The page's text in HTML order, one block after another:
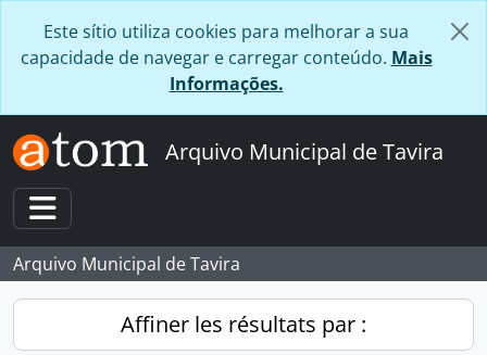
Este sítio utiliza cookies para melhorar a sua
capacidade de navegar e carregar conteúdo. Mais
Informações.
Arquivo Municipal de Tavira
Toggle navigation
Arquivo Municipal de Tavira
Affiner les résultats par :